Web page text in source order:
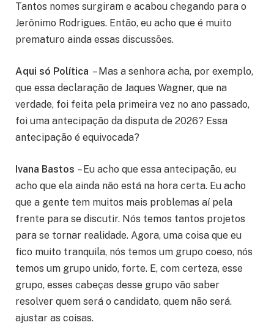
Tantos nomes surgiram e acabou chegando para o
Jerônimo Rodrigues. Então, eu acho que é muito
prematuro ainda essas discussões.
Aqui só Política – Mas a senhora acha, por exemplo,
que essa declaração de Jaques Wagner, que na
verdade, foi feita pela primeira vez no ano passado,
foi uma antecipação da disputa de 2026? Essa
antecipação é equivocada?
Ivana Bastos – Eu acho que essa antecipação, eu
acho que ela ainda não está na hora certa. Eu acho
que a gente tem muitos mais problemas aí pela
frente para se discutir. Nós temos tantos projetos
para se tornar realidade. Agora, uma coisa que eu
fico muito tranquila, nós temos um grupo coeso, nós
temos um grupo unido, forte. E, com certeza, esse
grupo, esses cabeças desse grupo vão saber
resolver quem será o candidato, quem não será.
ajustar as coisas.